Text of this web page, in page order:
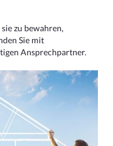
zu bewahren,
Sie mit
Ansprechpartner.